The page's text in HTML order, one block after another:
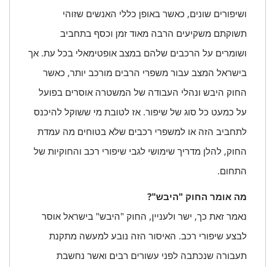
ושיפורים שונים, כאשר באופן כללי האנשים שזוהי
תשוקתם משקיעים הרבה מאוד זמן וכסף בתחביב
ושומרים על הרכבים שלהם במצב אופטימאלי בכל עת. אך
בישראל המצב עבור משפרי הרבים מורכב יותר, כאשר
החוק היבש ונהלי העבודה של המשטרה אוסרים בפועל
על כמעט כל סוג של שיפור. אז לטובת מי ששוקל להיכנס
לתחביב הזה או למשפרי רכבים שלא בטוחים מה עמדת
החוק, להלן מדריך שימושי לגבי שיפורי רכב והחוקיות של
התחום.
מה אומר החוק "היבש"?
נאמר זאת כך, ישר ולעניין, החוק "היבש" בישראל אוסר
לבצע שיפורי רכב. האיסור הזה נובע למעשה מתקנת
תעבורה שנכתבה לפני עשורים רבים ואשר נחשבת